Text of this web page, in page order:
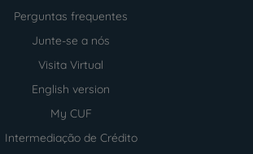
Perguntas frequentes
Junte-se a nós
Visita Virtual
English version
My CUF
Intermediação de Crédito